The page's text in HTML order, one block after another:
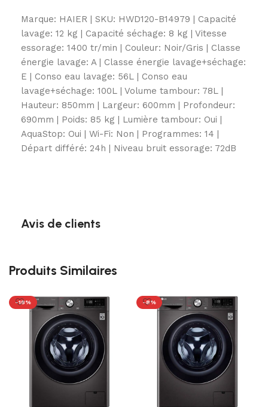
Marque: HAIER | SKU: HWD120-B14979 | Capacité
lavage: 12 kg | Capacité séchage: 8 kg | Vitesse
essorage: 1400 tr/min | Couleur: Noir/Gris | Classe
énergie lavage: A | Classe énergie lavage+séchage:
E | Conso eau lavage: 56L | Conso eau
lavage+séchage: 100L | Volume tambour: 78L |
Hauteur: 850mm | Largeur: 600mm | Profondeur:
690mm | Poids: 85 kg | Lumière tambour: Oui |
AquaStop: Oui | Wi-Fi: Non | Programmes: 14 |
Départ différé: 24h | Niveau bruit essorage: 72dB
Avis de clients
Produits Similaires
-18% -8%